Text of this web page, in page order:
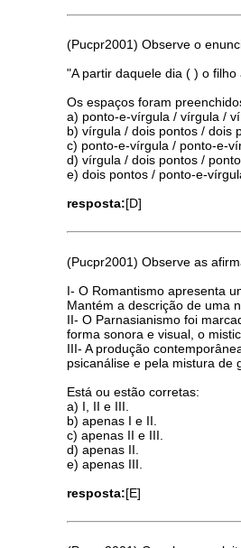
(Pucpr2001) Observe o
"A partir daquele dia ( ) o
Os espaços foram
a) ponto-e-vírgula / vírgula /
b) vírgula / dois pontos / dois
c) ponto-e-vírgula / ponto-e-
d) vírgula / dois pontos /
e) dois pontos / ponto-e-
resposta:[D]
(Pucpr2001) Observe as
I- O Romantismo apresenta
Mantém a descrição de uma
II- O Parnasianismo foi
forma sonora e visual, o
III- A produção
psicanálise e pela mistura de
Está ou estão corretas:
a) I, II e III.
b) apenas I e II.
c) apenas II e III.
d) apenas II.
e) apenas III.
resposta:[E]